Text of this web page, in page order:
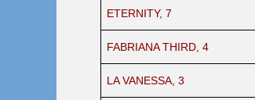
ETERNITY, 7
FABRIANA THIRD, 4
LA VANESSA, 3